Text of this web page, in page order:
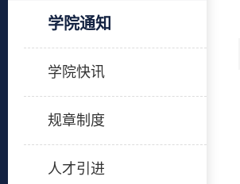
学院通知
学院快讯
规章制度
人才引进